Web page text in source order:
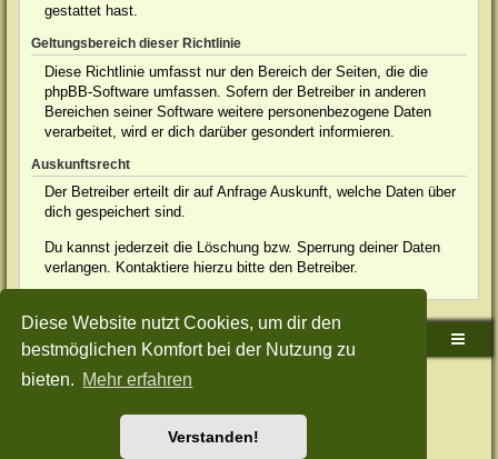
Diese Website nutzt Cookies, um dir den
bestmöglichen Komfort bei der Nutzung zu
bieten. Mehr erfahren
Verstanden!
gestattet hast.
Geltungsbereich dieser Richtlinie
Diese Richtlinie umfasst nur den Bereich der Seiten, die die
phpBB-Software umfassen. Sofern der Betreiber in anderen
Bereichen seiner Software weitere personenbezogene Daten
verarbeitet, wird er dich darüber gesondert informieren.
Auskunftsrecht
Der Betreiber erteilt dir auf Anfrage Auskunft, welche Daten über
dich gespeichert sind.
Du kannst jederzeit die Löschung bzw. Sperrung deiner Daten
verlangen. Kontaktiere hierzu bitte den Betreiber.
Sudden-Strike-Maps.de Hauptseite Foren-Übersicht
Powered byphpBB® Forum Software © phpBB Limited
Style: Green-Style-Split by Joyce&LunaphpBB-Style-Design
Nutzungsbedingungen